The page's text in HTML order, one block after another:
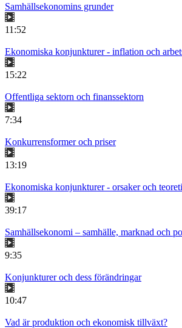
Samhällsekonomins grunder
11:52
Ekonomiska konjunkturer - inflation och
15:22
Offentliga sektorn och finanssektorn
7:34
Konkurrensformer och priser
13:19
Ekonomiska konjunkturer - orsaker och
39:17
Samhällsekonomi – samhälle, marknad och
9:35
Konjunkturer och dess förändringar
10:47
Vad är produktion och ekonomisk tillväxt?